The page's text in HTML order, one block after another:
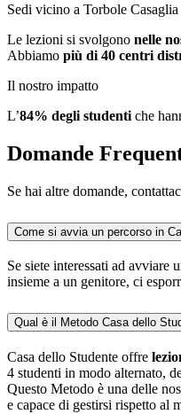
Sedi vicino a Torbole Casaglia
Le lezioni si svolgono nelle
Abbiamo più di 40 centri
Il nostro impatto
L’84% degli studenti che
Domande
Se hai altre domande,
Come si avvia un percorso in
Se siete interessati ad
insieme a un genitore, ci
Qual è il Metodo Casa dello
Casa dello Studente offre
4 studenti in modo alternato,
Questo Metodo è una delle
e capace di gestirsi rispetto al